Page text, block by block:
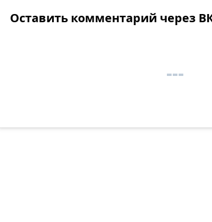
Оставить комментарий через